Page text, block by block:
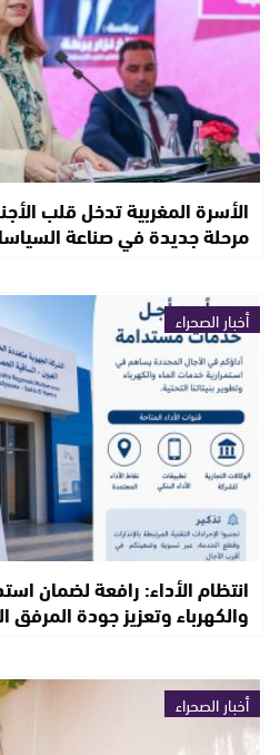
الأسرة المغربية تدخل قلب
مرحلة جديدة في صناعة
أخبار الصحراء
انتظام الأداء: رافعة لضمان
والكهرباء وتعزيز جودة
أخبار الصحراء